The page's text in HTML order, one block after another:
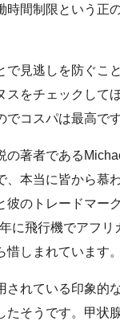
間制限という正
見逃しを防ぐこ
をチェックして
コスパは最高です
著者である
本当に皆から慕
のトレードマー
に飛行機でアフ
しまれています。
れている印象的
そうです。甲状